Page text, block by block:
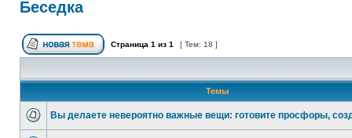
Беседка
Страница 1 из 1 [ Тем: 18 ]
Темы
Вы делаете невероятно важные вещи: готовите просфоры,